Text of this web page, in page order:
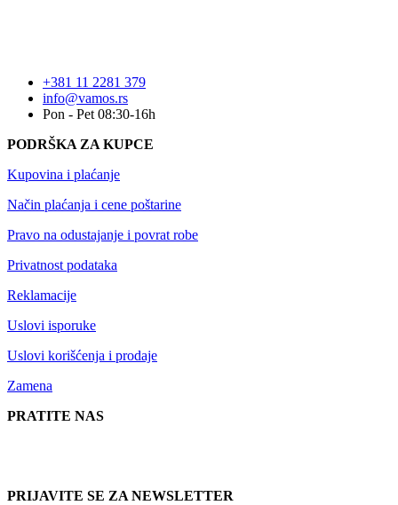
+381 11 2281 379
info@vamos.rs
Pon - Pet 08:30-16h
PODRŠKA ZA KUPCE
Kupovina i plaćanje
Način plaćanja i cene poštarine
Pravo na odustajanje i povrat robe
Privatnost podataka
Reklamacije
Uslovi isporuke
Uslovi korišćenja i prodaje
Zamena
PRATITE NAS
PRIJAVITE SE ZA NEWSLETTER